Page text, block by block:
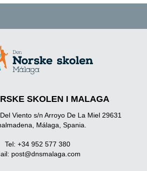
SKOLEN I MALAGA
Viento s/n Arroyo De La Miel 29631
Málaga, Spania.
Tel: +34 952 577 380
post@dnsmalaga.com